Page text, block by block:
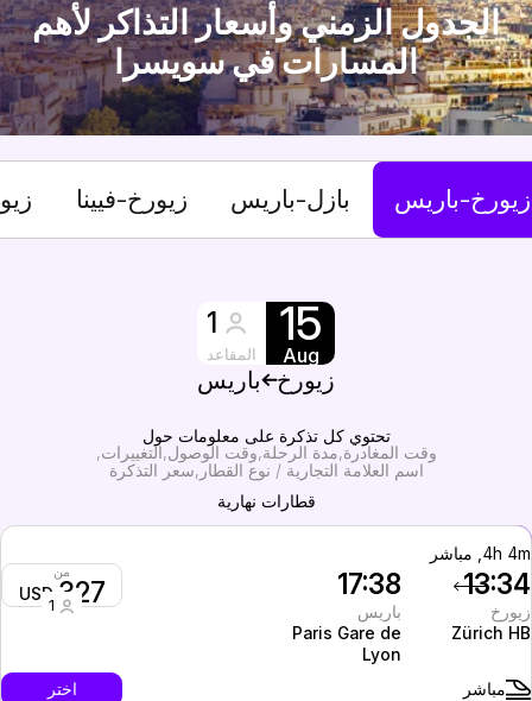
الجدول الزمني وأسعار التذاكر لأهم
المسارات في سويسرا
زيورخ-باريس بازل-باريس زيورخ-فيينا
15
Aug
1
المقاعد
زيورخ باريس
تحتوي كل تذكرة على معلومات حول
وقت المغادرة مدة الرحلة وقت الوصول التغييرات
اسم العلامة التجارية / نوع القطار سعر التذكرة
قطارات نهارية
4h 4m, مباشر
13:34
زيورخ
Zürich HB
17:38
باريس
Paris Gare de
Lyon
من
327
1
مباشر اختر